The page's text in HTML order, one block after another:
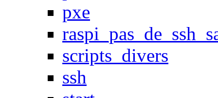
pxe
scripts_divers
ssh